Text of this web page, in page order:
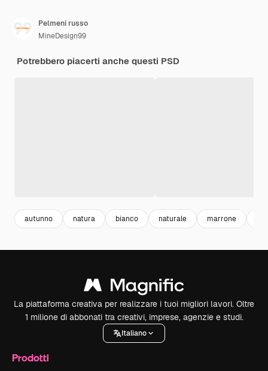
Pelmeni russo
MineDesign99
Potrebbero piacerti anche questi PSD
autunno natura bianco naturale marrone
La piattaforma creativa per realizzare i tuoi migliori lavori. Oltre
1 milione di abbonati tra creativi, imprese, agenzie e studi.
Italiano
Prodotti